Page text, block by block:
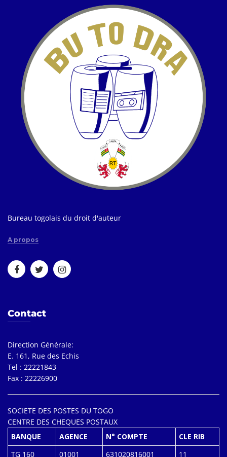
Bureau togolais du droit d'auteur
A propos
Contact
Direction Générale:
E. 161, Rue des Echis
Tel : 22221843
Fax : 22226900
SOCIETE DES POSTES DU TOGO
CENTRE DES CHEQUES POSTAUX
BANQUE
AGENCE N° COMPTE
CLE RIB
TG 160
01001 631020816001 11